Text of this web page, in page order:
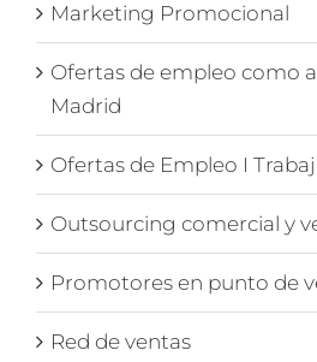
Marketing Promocional
Ofertas de empleo como
Madrid
Ofertas de Empleo I
Outsourcing comercial y
Promotores en punto de
Red de ventas